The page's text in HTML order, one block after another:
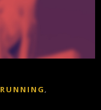
RUNNING ,